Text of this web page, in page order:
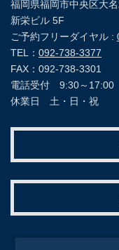
福岡県福岡市中央区大
新栄ビル 5F
ご予約フリーダイヤル :
TEL： 092-738-3377
FAX：092-738-3301
電話受付 9:30～17:00
休業日 土・日・祝